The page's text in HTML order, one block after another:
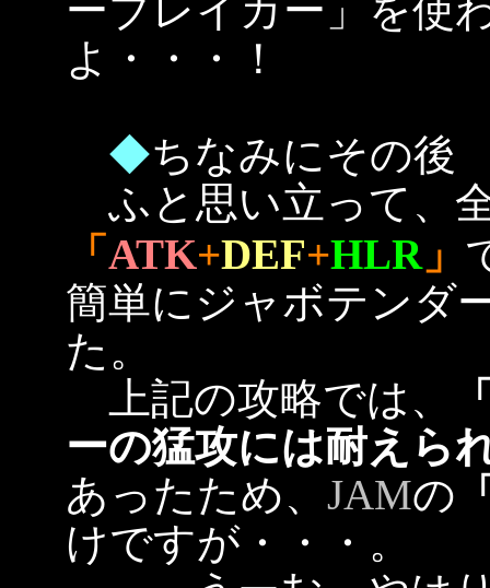
ーブレイカー」を使
よ・・・！
◆ちなみにその後
ふと思い立って、
「 ATK+DEF+HLR」
簡単にジャボテンダ
た。
上記の攻略では、
ーの猛攻には耐えら
あったため、 JAMの
けですが・・・。